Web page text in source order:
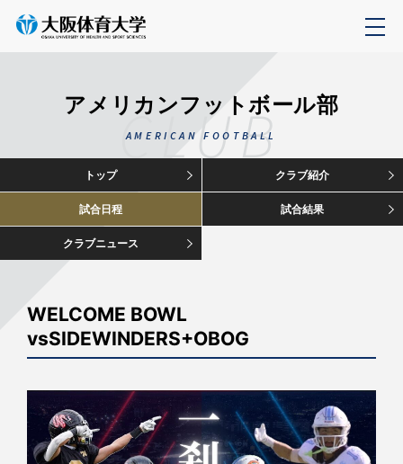
アメリカンフットボール部
AMERICAN FOOTBALL
CLUB
トップ クラブ紹介
試合日程 試合結果
クラブニュース
WELCOME BOWL
vsSIDEWINDERS+OBOG